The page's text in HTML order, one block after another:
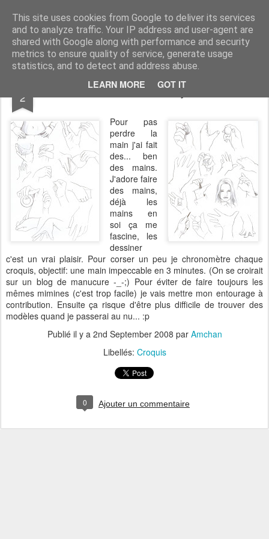
This site uses cookies from Google to deliver its services
and to analyze traffic. Your IP address and user-agent are
shared with Google along with performance and security
metrics to ensure quality of service, generate usage
statistics, and to detect and address abuse.
LEARN MORE GOT IT
Amchan ! Le blog d'Amchan, Illustratrice, dessinatrice de BD et coloriste, à votre service !
Pages
2 En attendant toujours
Pour pas
perdre la
main j'ai fait
des... ben
des mains.
J'adore faire
des mains,
déjà les
mains en
soi ça me
fascine, les
dessiner
c'est un vrai plaisir. Pour corser un peu je chronomètre chaque
croquis, objectif: une main impeccable en 3 minutes. (On se croirait
sur un blog de manucure -_-;) Pour éviter de faire toujours les
mêmes mimines (c'est trop facile) je vais mettre mon entourage à
contribution. Ensuite ça risque d'être plus difficile de trouver des
modèles quand je passerai au nu... :p
Publié il y a 2nd September 2008 par Amchan
Libellés: Croquis
0 Ajouter un commentaire